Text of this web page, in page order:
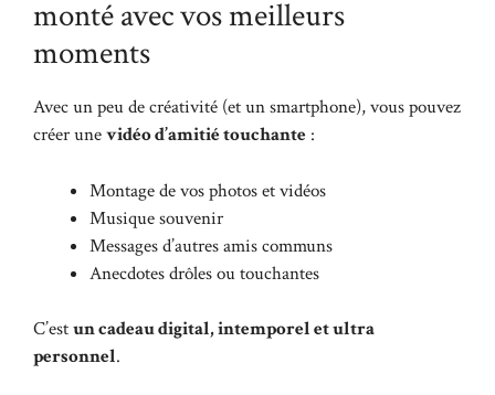
monté avec vos meilleurs
moments
Avec un peu de créativité (et un smartphone), vous pouvez
créer unevidéo d’amitié touchante :
Montage de vos photos et vidéos
Musique souvenir
Messages d’autres amis communs
Anecdotes drôles ou touchantes
C’estun cadeau digital, intemporel et ultra
personnel.